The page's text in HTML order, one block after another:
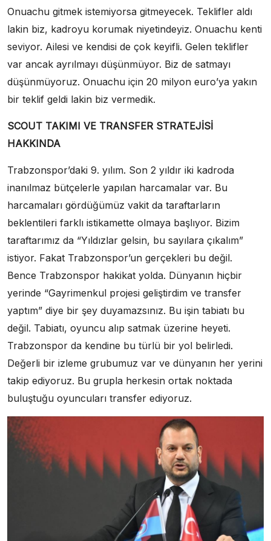
Onuachu gitmek istemiyorsa gitmeyecek. Teklifler aldı
lakin biz, kadroyu korumak niyetindeyiz. Onuachu kenti
seviyor. Ailesi ve kendisi de çok keyifli. Gelen teklifler
var ancak ayrılmayı düşünmüyor. Biz de satmayı
düşünmüyoruz. Onuachu için 20 milyon euro’ya yakın
bir teklif geldi lakin biz vermedik.
SCOUT TAKIMI VE TRANSFER STRATEJİSİ
HAKKINDA
Trabzonspor’daki 9. yılım. Son 2 yıldır iki kadroda
inanılmaz bütçelerle yapılan harcamalar var. Bu
harcamaları gördüğümüz vakit da taraftarların
beklentileri farklı istikamette olmaya başlıyor. Bizim
taraftarımız da “Yıldızlar gelsin, bu sayılara çıkalım”
istiyor. Fakat Trabzonspor’un gerçekleri bu değil.
Bence Trabzonspor hakikat yolda. Dünyanın hiçbir
yerinde “Gayrimenkul projesi geliştirdim ve transfer
yaptım” diye bir şey duyamazsınız. Bu işin tabiatı bu
değil. Tabiatı, oyuncu alıp satmak üzerine heyeti.
Trabzonspor da kendine bu türlü bir yol belirledi.
Değerli bir izleme grubumuz var ve dünyanın her yerini
takip ediyoruz. Bu grupla herkesin ortak noktada
buluştuğu oyuncuları transfer ediyoruz.